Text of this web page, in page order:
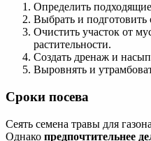
Определить
Выбрать и подготовить
Очистить участок от
растительности.
Создать дренаж и
Выровнять и
Сроки посева
Сеять семена травы для
Однако предпочтительнее